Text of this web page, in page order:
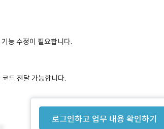
로그인하고 업무 내용 확인하기
능 수정이 필요합니다.
드 전달 가능합니다.